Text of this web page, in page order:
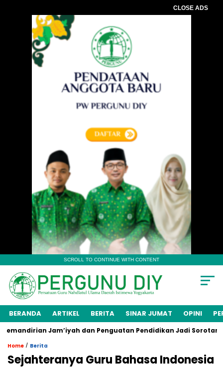
CLOSE ADS
SCROLL TO CONTINUE WITH CONTENT
BERANDA ARTIKEL BERITA SINAR JUMAT OPINI
Jam’iyah dan Penguatan Pendidikan Jadi Sorotan
Home / Berita
Sejahteranya Guru Bahasa Indonesia